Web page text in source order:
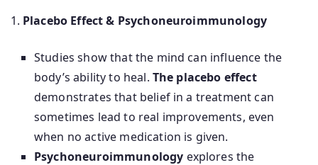
Placebo Effect & Psychoneuroimmunology
Studies show that the mind can influence the
body’s ability to heal. The placebo effect
demonstrates that belief in a treatment can
sometimes lead to real improvements, even
when no active medication is given.
Psychoneuroimmunology explores the